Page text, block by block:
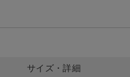
サイズ・詳細